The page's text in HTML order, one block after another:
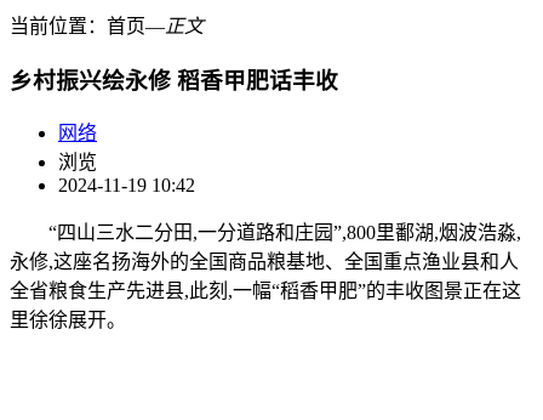
当前位置： 首页―正文
乡村振兴绘永修 稻香甲肥话丰收
网络
浏览
2024-11-19 10:42
“四山三水二分田,一分道路和庄园”,800里鄱湖,烟波浩淼,
永修,这座名扬海外的全国商品粮基地、全国重点渔业县和人
全省粮食生产先进县,此刻,一幅“稻香甲肥”的丰收图景正在这
里徐徐展开。